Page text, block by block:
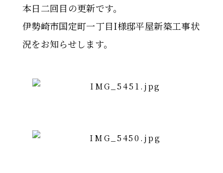
本日二回目の更新です。
伊勢崎市国定町一丁目I様邸平屋新築工事状
況をお知らせします。